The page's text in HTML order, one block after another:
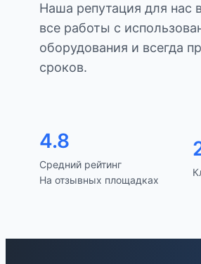
Наша репутация для
все работы с
оборудования и всегда
сроков.
4.8
Средний рейтинг
На отзывных площадках